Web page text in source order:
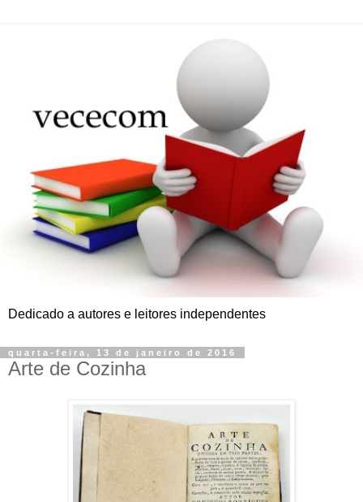
Dedicado a autores e leitores independentes
quarta-feira, 13 de janeiro de 2016
Arte de Cozinha